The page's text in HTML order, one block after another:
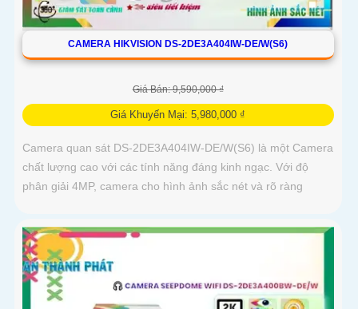
CAMERA HIKVISION DS-2DE3A404IW-DE/W(S6)
Giá Bán: 9,590,000 ₫
Giá Khuyến Mại: 5,980,000 ₫
Camera quan sát DS-2DE3A404IW-DE/W(S6) là một Camera
chất lượng cao với các tính năng đáng kinh ngạc. Với độ
phân giải 4MP, camera cho hình ảnh sắc nét và rõ ràng